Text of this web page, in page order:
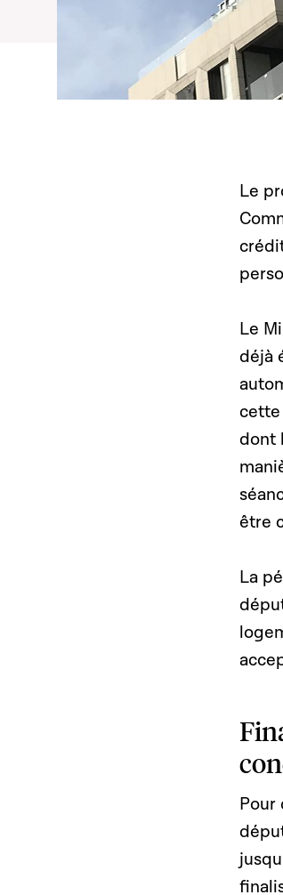
Le
Le
déjà
cette
dont
être
La
Pour